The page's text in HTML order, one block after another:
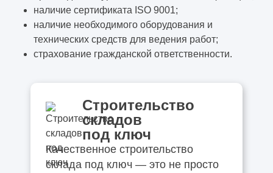
наличие сертификата ISO 9001;
наличие необходимого оборудования и
технических средств для ведения работ;
страхование гражданской ответственности.
Строительство
складов
под ключ
Качественное строительство
склада под ключ — это не просто